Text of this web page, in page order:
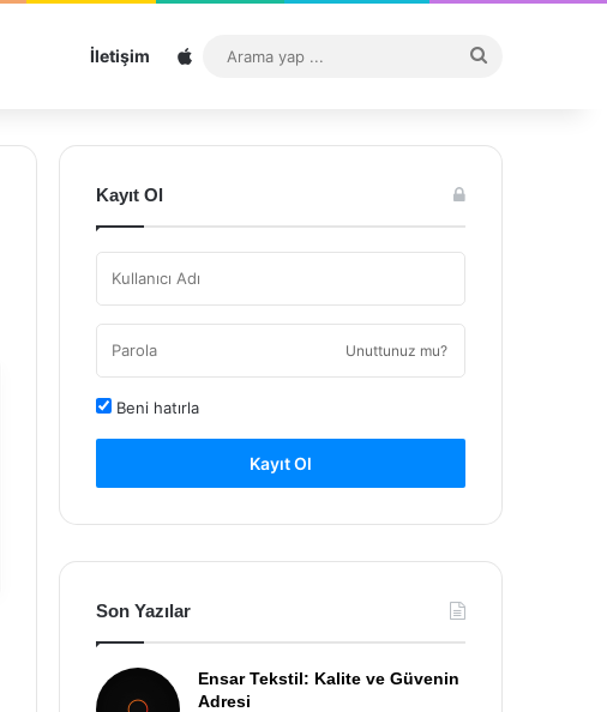
İletişim Sitemap
...
Kayıt Ol
Unuttunuz mu?
Beni hatırla
Kayıt Ol
Son Yazılar
Ensar Tekstil: Kalite ve Güvenin
Adresi